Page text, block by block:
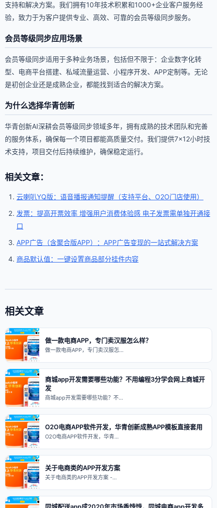
支持和解决方案。我们拥有10年技术积累和1000+企业客户服务经
验，致力于为客户提供专业、高效、可靠的会员等级同步服务。
会员等级同步应用场景
会员等级同步适用于多种业务场景，包括但不限于：企业数字化转
型、电商平台搭建、私域流量运营、小程序开发、APP定制等。无论
是初创企业还是成熟企业，都能找到适合的解决方案。
为什么选择华青创新
华青创新AI深耕会员等级同步领域多年，拥有成熟的技术团队和完善
的服务体系，确保每一个项目都能高质量交付。我们提供7×12小时技
术支持，项目交付后持续维护，确保稳定运行。
相关文章：
云喇叭YQ版：语音播报通知提醒（支持平台、O2O门店使用）
发票：提高开票效率 增强用户消费体验感 电子发票需单独开通接
口
APP广告（含聚合版APP）：APP广告变现的一站式解决方案
商品默认值：一键设置商品部分挂件内容
相关文章
做一款电商APP，专门卖汉服怎么样？
做一款电商APP，专门卖汉服怎…
商城app开发需要哪些功能？不用编程3分学会网上商城开
发
商城app开发需要哪些功能？不…
O2O电商APP软件开发，华青创新成熟APP模板直接套用
O2O电商APP软件开发，华青…
关于电商类的APP开发方案
关于电商类的APP开发方案 -…